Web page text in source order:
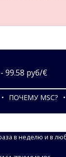
99.58 руб/€
ПОЧЕМУ MSC?
в неделю и в